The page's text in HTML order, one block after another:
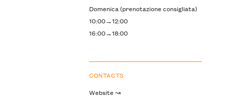
Domenica (prenotazione consigliata)
10:00→12:00
16:00→18:00
CONTACTS
Website ↝